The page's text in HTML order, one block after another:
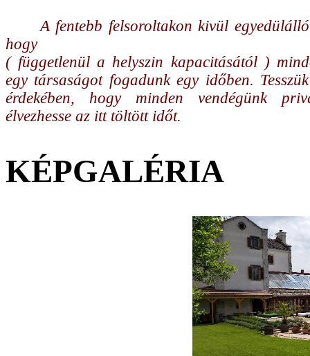
A fentebb felsoroltakon kivül
hogy
( függetlenül a helyszin kapacitásától )
egy társaságot fogadunk egy időben.
érdekében, hogy minden vendégünk
élvezhesse az itt töltött időt.
KÉPGALÉRIA